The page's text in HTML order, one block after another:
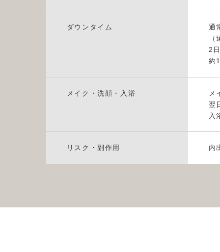
ダウンタイム
通
2
約
メイク・洗顔・入浴
メ
翌
入
リスク・副作用 内